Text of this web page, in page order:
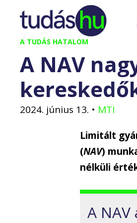
Kilépés
tartalomba
A TUDÁS HATALOM
A NAV
2024. június 13. • MTI
Limitált
(NAV)
nélküli
A